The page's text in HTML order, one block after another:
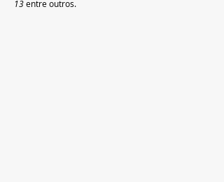
13 entre outros.